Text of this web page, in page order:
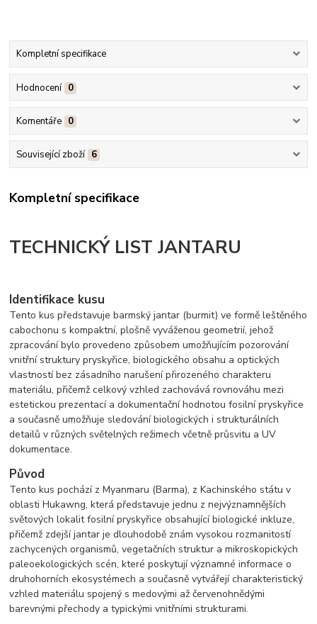
Kompletní specifikace
Hodnocení 0
Komentáře 0
Související zboží 6
Kompletní specifikace
TECHNICKÝ LIST JANTARU
Identifikace kusu
Tento kus představuje barmský jantar (burmit) ve formě leštěného
cabochonu s kompaktní, plošně vyváženou geometrií, jehož
zpracování bylo provedeno způsobem umožňujícím pozorování
vnitřní struktury pryskyřice, biologického obsahu a optických
vlastností bez zásadního narušení přirozeného charakteru
materiálu, přičemž celkový vzhled zachovává rovnováhu mezi
estetickou prezentací a dokumentační hodnotou fosilní pryskyřice
a současně umožňuje sledování biologických i strukturálních
detailů v různých světelných režimech včetně průsvitu a UV
dokumentace.
Původ
Tento kus pochází z Myanmaru (Barma), z Kachinského státu v
oblasti Hukawng, která představuje jednu z nejvýznamnějších
světových lokalit fosilní pryskyřice obsahující biologické inkluze,
přičemž zdejší jantar je dlouhodobě znám vysokou rozmanitostí
zachycených organismů, vegetačních struktur a mikroskopických
paleoekologických scén, které poskytují významné informace o
druhohorních ekosystémech a současně vytvářejí charakteristický
vzhled materiálu spojený s medovými až červenohnědými
barevnými přechody a typickými vnitřními strukturami.